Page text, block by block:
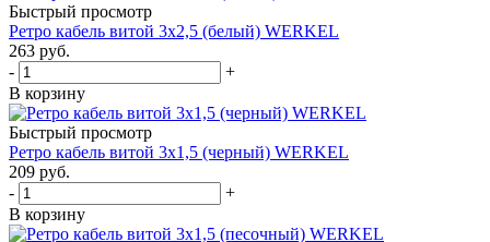
Быстрый просмотр
Ретро кабель витой 3х2,5 (белый) WERKEL
263 руб.
-
+
В корзину
Быстрый просмотр
Ретро кабель витой 3х1,5 (черный) WERKEL
209 руб.
-
+
В корзину